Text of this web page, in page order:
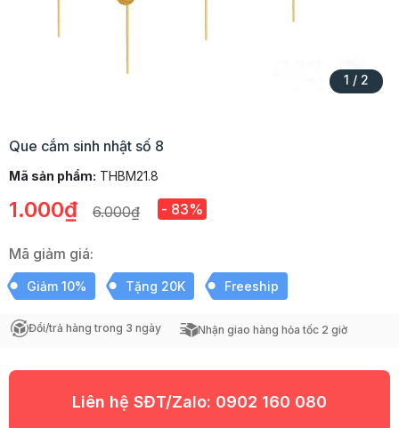
1 / 2
Que cắm sinh nhật số 8
Mã sản phẩm: THBM21.8
1.000₫ 6.000₫ - 83%
Mã giảm giá:
Giảm 10% Tặng 20K Freeship
Đổi/trả hàng trong 3 ngày Nhận giao hàng hỏa tốc 2 giờ
Liên hệ SĐT/Zalo: 0902 160 080